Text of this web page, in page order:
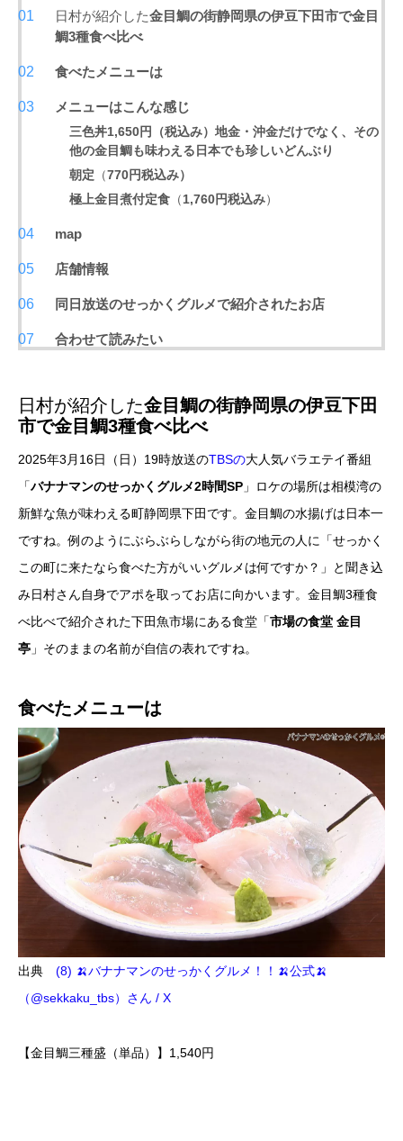
日村が紹介した金目鯛の街静岡県の伊豆下田市で金目
鯛3種食べ比べ
食べたメニューは
メニューはこんな感じ
三色丼1,650円（税込み）地金・沖金だけでなく、その
他の金目鯛も味わえる日本でも珍しいどんぶり
朝定 （770円税込み）
極上金目煮付定食 （ 1,760円税込み）
map
店舗情報
同日放送のせっかくグルメで紹介されたお店
合わせて読みたい
日村が紹介した金目鯛の街静岡県の伊豆下田
市で金目鯛3種食べ比べ
2025年3月16日（日）19時放送のTBSの大人気バラエテイ番組
「バナナマンのせっかくグルメ2時間SP 」ロケの場所は相模湾の
新鮮な魚が味わえる町静岡県下田です。金目鯛の水揚げは日本一
ですね。例のようにぶらぶらしながら街の地元の人に「せっかく
この町に来たなら食べた方がいいグルメは何ですか？」と聞き込
み日村さん自身でアポを取ってお店に向かいます。金目鯛3種食
べ比べで紹介された下田魚市場にある食堂「市場の食堂 金目
亭 」そのままの名前が自信の表れですね。
食べたメニューは
出典 (8) 🍌バナナマンのせっかくグルメ！！🍌公式🍌
（@sekkaku_tbs）さん / X
【金目鯛三種盛（単品）】1,540円